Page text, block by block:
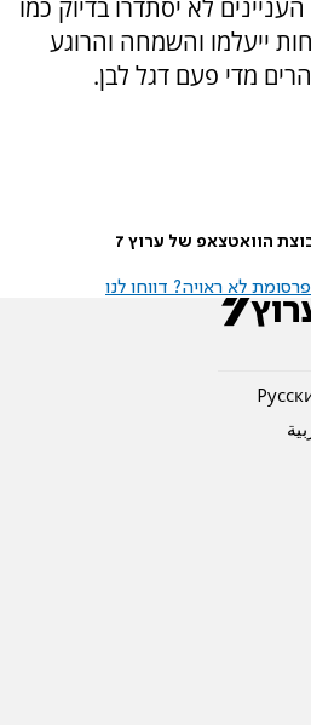
לא יסתדרו בדיוק כמו
ייעלמו והשמחה והרוגע
מדי פעם דגל לבן.
הוואטצאפ של ערוץ 7
לא ראויה? דווחו לנו